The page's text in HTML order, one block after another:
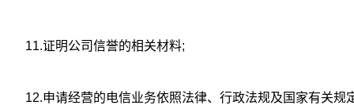
11.证明公司信誉的相关材料;
12.申请经营的电信业务依照法律、行政法规及国家有关规